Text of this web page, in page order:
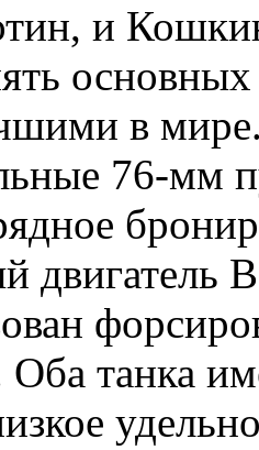
и
в
76-мм
двигатель
танка